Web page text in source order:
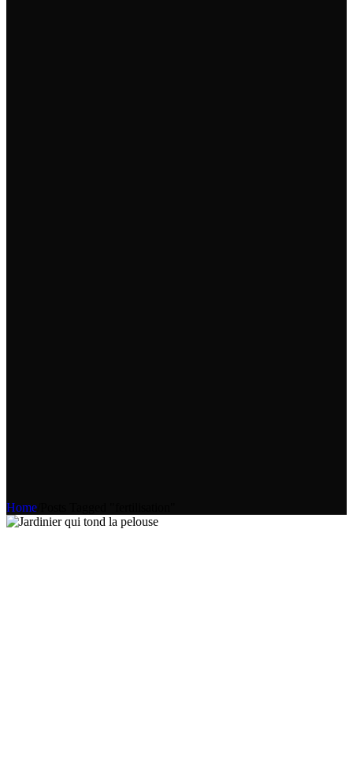
Home